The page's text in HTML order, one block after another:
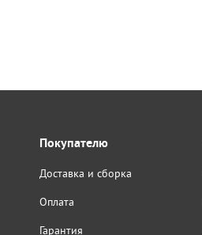
Покупателю
Доставка и сборка
Оплата
Гарантия